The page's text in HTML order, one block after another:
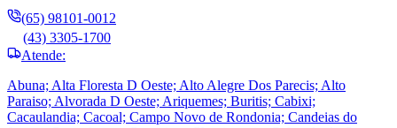
(65) 98101-0012
(43) 3305-1700
Atende:
Abuna; Alta Floresta D Oeste; Alto Alegre Dos Parecis; Alto
Paraiso; Alvorada D Oeste; Ariquemes; Buritis; Cabixi;
Cacaulandia; Cacoal; Campo Novo de Rondonia; Candeias do